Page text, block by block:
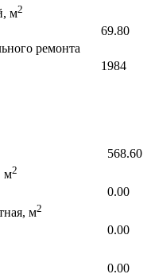
м2
69.80
ремонта
1984
568.60
м2
0.00
м2
0.00
0.00